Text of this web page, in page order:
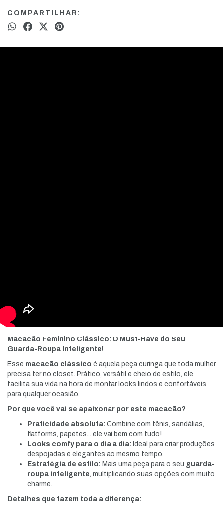
COMPARTILHAR:
Macacão Feminino Clássico: O Must-Have do Seu
Guarda-Roupa Inteligente!
Esse macacão clássico é aquela peça curinga que toda mulher
precisa ter no closet. Prático, versátil e cheio de estilo, ele
facilita sua vida na hora de montar looks lindos e confortáveis
para qualquer ocasião.
Por que você vai se apaixonar por este macacão?
Praticidade absoluta: Combine com tênis, sandálias,
flatforms, papetes... ele vai bem com tudo!
Looks comfy para o dia a dia: Ideal para criar produções
despojadas e elegantes ao mesmo tempo.
Estratégia de estilo: Mais uma peça para o seu guarda-
roupa inteligente , multiplicando suas opções com muito
charme.
Detalhes que fazem toda a diferença: